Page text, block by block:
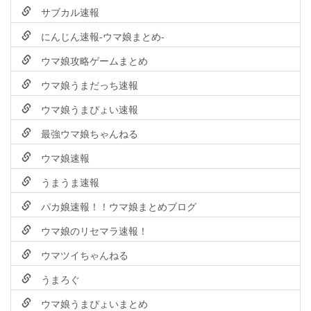
サブカル速報
にんじん速報-ウマ娘まとめ-
ウマ娘攻略ゲームまとめ
ウマ娘うまだっち速報
ウマ娘うまぴょい速報
最強ウマ娘ちゃんねる
ウマ娘速報
うまうま速報
パカ娘速報！！ウマ娘まとめブログ
ウマ娘のリセマラ速報！
ウマツイちゃんねる
うまろぐ
ウマ娘うまぴょいまとめ